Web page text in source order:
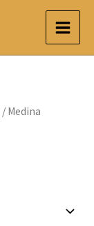
/ Medina